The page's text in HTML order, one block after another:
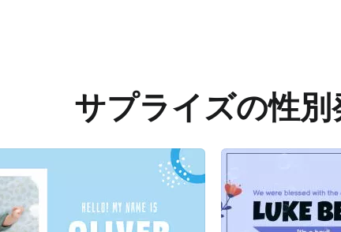
サプライズの性